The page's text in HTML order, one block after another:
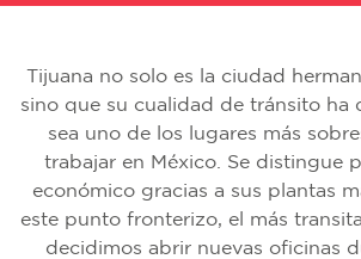
Tijuana no solo es la ciudad
sino que su cualidad de tránsito ha
sea uno de los lugares más
trabajar en México. Se distingue
económico gracias a sus plantas
este punto fronterizo, el más
decidimos abrir nuevas oficinas